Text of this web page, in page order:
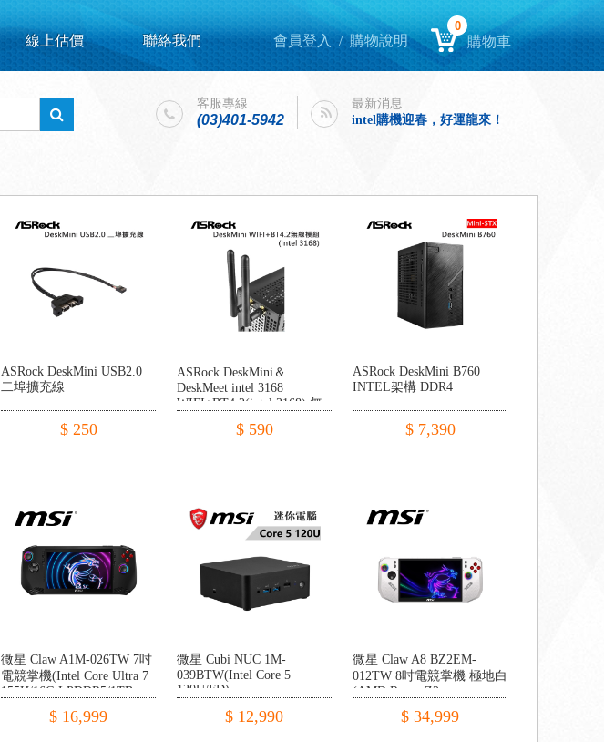
線上估價 聯絡我們 會員登入 /購物說明
0
購物車
客服專線
(03)401-5942
最新消息
Lenovo Yoga book 9i 開箱
intel購機迎春，好運龍來！
ASRock DeskMini USB2.0
二埠擴充線
$ 250
ASRock DeskMini＆
DeskMeet intel 3168
WIFI+BT4.2(intel 3168) 無
$ 590
ASRock DeskMini B760
INTEL架構 DDR4
$ 7,390
微星 Claw A1M-026TW 7吋
電競掌機(Intel Core Ultra 7
155H/16G LPDDR5/1TB
$ 16,999
微星 Cubi NUC 1M-
039BTW(Intel Core 5
120U/FD)
$ 12,990
微星 Claw A8 BZ2EM-
012TW 8吋電競掌機 極地白
(AMD Ryzen Z2
SSD/W11)$ 34,999